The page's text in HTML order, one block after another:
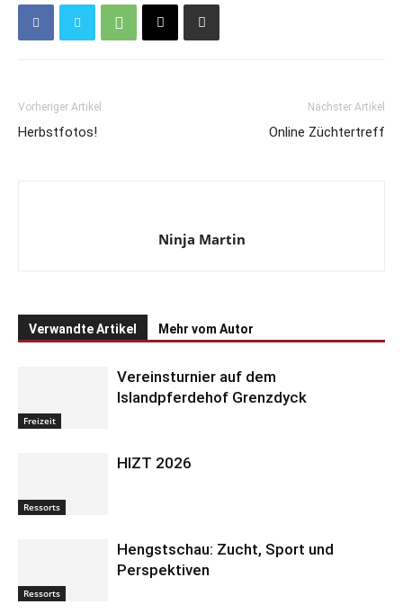
Vorheriger Artikel
Herbstfotos!
Nächster Artikel
Online Züchtertreff
Ninja Martin
Verwandte Artikel Mehr vom Autor
Vereinsturnier auf dem
Islandpferdehof Grenzdyck
HIZT 2026
Hengstschau: Zucht, Sport und
Perspektiven